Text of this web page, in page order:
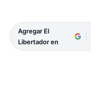
Agregar El
Libertador en